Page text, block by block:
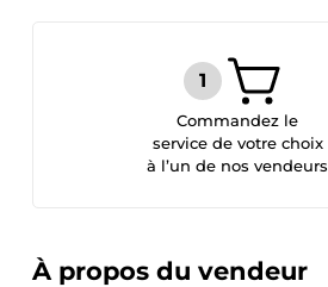
Commandez le
service de votre choix
à l’un de nos vendeurs
À propos du vendeur